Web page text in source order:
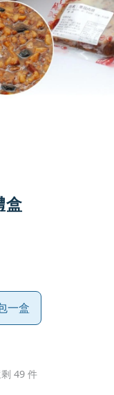
盒
一盒
49 件